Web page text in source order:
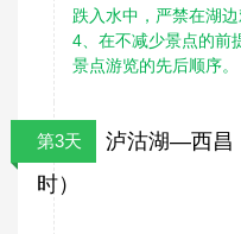
跌入水中，严禁在湖
4、在不减少景点的前
景点游览的先后顺序。
第3天
泸沽湖—西昌
时）